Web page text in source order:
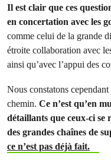
Il est clair que ces
en concertation avec les
comme celui de la grande
étroite collaboration avec
ainsi qu’avec l’appui des
Nous constatons
chemin. Ce n’est qu’en
détaillants que ceux-ci se
des grandes chaînes de
ce n’est pas déjà fait.